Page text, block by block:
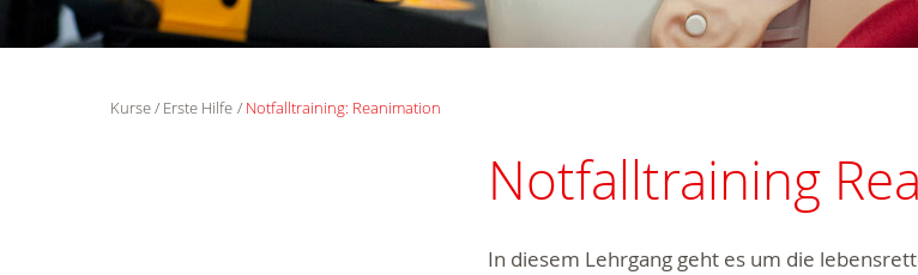
Kurse Erste Hilfe Notfalltraining: Reanimation
Notfalltraining
In diesem Lehrgang geht es um die